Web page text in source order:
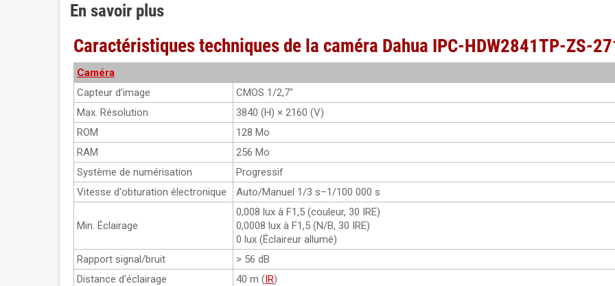
En savoir plus
Caractéristiques techniques de la caméra Dahua IPC-HDW2841TP-ZS-
Caméra
Capteur d'image
CMOS 1/2,7"
Max. Résolution
3840 (H) × 2160 (V)
ROM
128 Mo
RAM
256 Mo
Système de numérisation
Progressif
Vitesse d'obturation électronique
Auto/Manuel 1/3 s–1/100 000 s
Min. Éclairage
0,008 lux à F1,5 (couleur, 30 IRE)
0,0008 lux à F1,5 (N/B, 30 IRE)
0 lux (Éclaireur allumé)
Rapport signal/bruit
> 56 dB
Distance d'éclairage
40 m (IR)